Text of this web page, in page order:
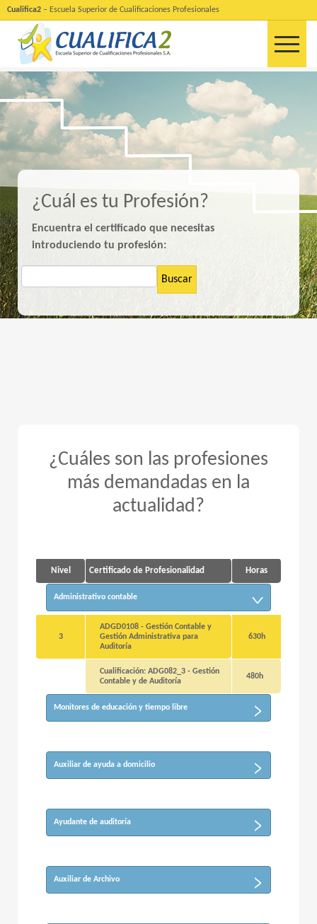
Cualifica2 – Escuela Superior de Cualificaciones Profesionales
¿Cuál es tu Profesión?
Encuentra el certificado que necesitas
introduciendo tu profesión:
Buscar
¿Cuáles son las profesiones
más demandadas en la
actualidad?
Nivel Certificado de Profesionalidad Horas
Administrativo contable
3
ADGD0108 - Gestión Contable y
Gestión Administrativa para
Auditoría
630h
Cualificación: ADG082_3 - Gestión
Contable y de Auditoría
480h
Monitores de educación y tiempo libre
Auxiliar de ayuda a domicilio
Ayudante de auditoría
Auxiliar de Archivo